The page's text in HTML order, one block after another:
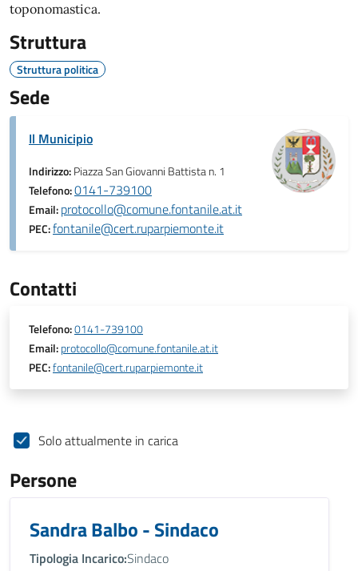
toponomastica.
Struttura
Struttura politica
Sede
Il Municipio
Indirizzo:Piazza San Giovanni Battista n. 1
Telefono:0141-739100
Email:protocollo@comune.fontanile.at.it
PEC:fontanile@cert.ruparpiemonte.it
Contatti
Telefono:0141-739100
Email:protocollo@comune.fontanile.at.it
PEC:fontanile@cert.ruparpiemonte.it
Solo attualmente in carica
Persone
Sandra Balbo - Sindaco
Tipologia Incarico:Sindaco